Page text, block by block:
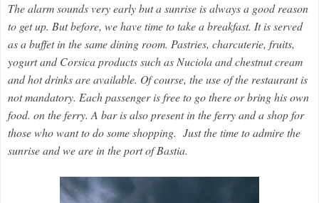
The alarm sounds very early but a sunrise is always a good reason
to get up. But before, we have time to take a breakfast. It is served
as a buffet in the same dining room. Pastries, charcuterie, fruits,
yogurt and Corsica products such as Nuciola and chestnut cream
and hot drinks are available. Of course, the use of the restaurant is
not mandatory. Each passenger is free to go there or bring his own
food. on the ferry. A bar is also present in the ferry and a shop for
those who want to do some shopping. Just the time to admire the
sunrise and we are in the port of Bastia.